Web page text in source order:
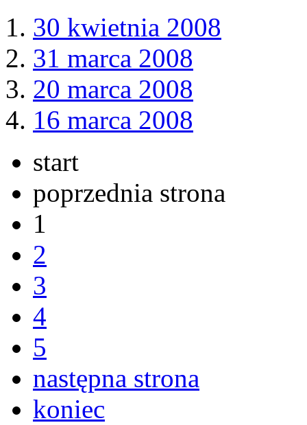
30 kwietnia 2008
31 marca 2008
20 marca 2008
16 marca 2008
start
poprzednia strona
1
2
3
4
5
następna strona
koniec